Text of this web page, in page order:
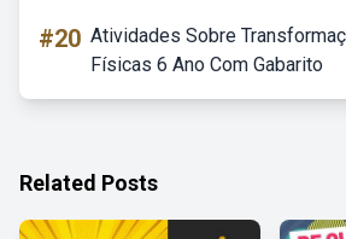
#20 Atividades Sobre
Físicas 6 Ano Com Gabarito
Related Posts